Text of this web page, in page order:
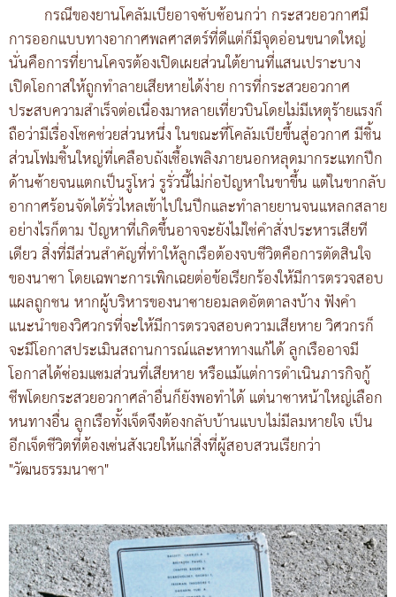
กรณีของยานโคลัมเบียอาจซับซ้อนกว่า กระสวยอวกาศมี
การออกแบบทางอากาศพลศาสตร์ที่ดีแต่ก็มีจุดอ่อนขนาดใหญ่
นั่นคือการที่ยานโคจรต้องเปิดเผยส่วนใต้ยานที่แสนเปราะบาง
เปิดโอกาสให้ถูกทำลายเสียหายได้ง่าย การที่กระสวยอวกาศ
ประสบความสำเร็จต่อเนื่องมาหลายเที่ยวบินโดยไม่มีเหตุร้ายแรงก็
ถือว่ามีเรื่องโชคช่วยส่วนหนึ่ง ในขณะที่โคลัมเบียขึ้นสู่อวกาศ มีชิ้น
ส่วนโฟมชิ้นใหญ่ที่เคลือบถังเชื้อเพลิงภายนอกหลุดมากระแทกปีก
ด้านซ้ายจนแตกเป็นรูโหว่ รูรั่วนี้ไม่ก่อปัญหาในขาขึ้น แต่ในขากลับ
อากาศร้อนจัดได้รั่วไหลเข้าไปในปีกและทำลายยานจนแหลกสลาย
อย่างไรก็ตาม ปัญหาที่เกิดขึ้นอาจจะยังไม่ใช่คำสั่งประหารเสียที
เดียว สิ่งที่มีส่วนสำคัญที่ทำให้ลูกเรือต้องจบชีวิตคือการตัดสินใจ
ของนาซา โดยเฉพาะการเพิกเฉยต่อข้อเรียกร้องให้มีการตรวจสอบ
แผลถูกชน หากผู้บริหารของนาซายอมลดอัตตาลงบ้าง ฟังคำ
แนะนำของวิศวกรที่จะให้มีการตรวจสอบความเสียหาย วิศวกรก็
จะมีโอกาสประเมินสถานการณ์และหาทางแก้ได้ ลูกเรืออาจมี
โอกาสได้ซ่อมแซมส่วนที่เสียหาย หรือแม้แต่การดำเนินภารกิจกู้
ชีพโดยกระสวยอวกาศลำอื่นก็ยังพอทำได้ แต่นาซาหน้าใหญ่เลือก
หนทางอื่น ลูกเรือทั้งเจ็ดจึงต้องกลับบ้านแบบไม่มีลมหายใจ เป็น
อีกเจ็ดชีวิตที่ต้องเซ่นสังเวยให้แก่สิ่งที่ผู้สอบสวนเรียกว่า
"วัฒนธรรมนาซา"